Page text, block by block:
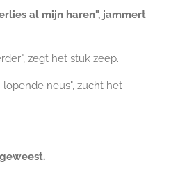
al mijn haren", jammert
zegt het stuk zeep.
lopende neus", zucht het